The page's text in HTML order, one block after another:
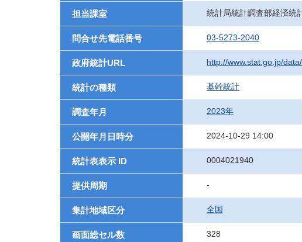
担当課室 統計局統計調査部経済統
問合せ先電話番号 03-5273-2040
政府統計URL http://www.stat.go.jp/
統計の種類 基幹統計
調査年月 2023年
公開年月日時分 2024-10-29 14:00
統計表表示 ID 0004021940
提供周期 -
集計地域区分 全国
画面総セル数 328